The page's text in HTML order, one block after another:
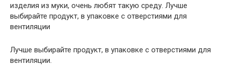
изделия из муки, очень любят такую среду. Лучше
выбирайте продукт, в упаковке с отверстиями для
вентиляции
Лучше выбирайте продукт, в упаковке с отверстиями для
вентиляции.